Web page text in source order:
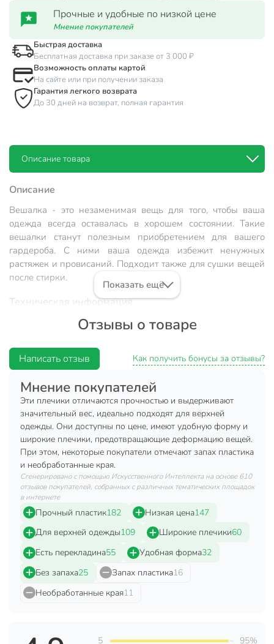
Прочные и удобные по низкой цене
Мнение покупателей
Быстрая доставка
Бесплатная доставка при заказе от 3 000 ₽
Возможность оплаты картой
На сайте или при получении заказа
Гарантия легкого возврата
До 30 дней на возврат, полная гарантия
Описание товара
Описание
Вешалка - это незаменимая вещь для того, чтобы ваша
одежда всегда оставалась в хорошем состоянии. Такие
вешалки станут полезным приобретением для вашего
гардероба. С ними ваша одежда избежит ненужных
растяжек и провисаний. Подходит также для сушки вещей
после стирки.
Техническая информация
1 шт
Материал
С перекладиной
с перекладиной
С зажимами
Секционная
без секций
Цвет
черный
Назначение
для одежды
Артикул производителя
ПУ-002
Вес в упаковке
Габариты упаковки
21 x 43 x 3 см
Показать ещё
Отзывы о товаре
Написать отзыв Как получить бонусы за отзывы?
Мнение покупателей
Эти плечики отличаются прочностью и выдерживают
значительный вес, идеально подходят для верхней
одежды. Они доступны по цене, имеют удобную форму и
широкие плечики, предотвращающие деформацию вещей.
При этом, некоторые покупатели отмечают запах пластика
и необработанные края.
Сгенерировано с помощью Искусственного Интеллекта на основе 610
отзывов покупателей, собранных с различных тематических площадок
в интернете
Прочный пластик182 Низкая цена147
Для верхней одежды109 Широкие плечики60
Есть перекладина55 Удобная форма32
Без запаха25 Запах пластика16
Необработанные края11
5 95%